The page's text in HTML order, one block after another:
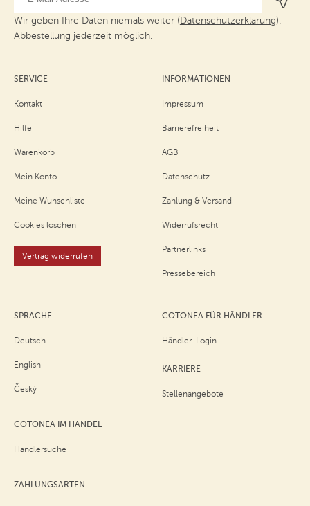
Wir geben Ihre Daten niemals weiter (Datenschutzerklärung).
Abbestellung jederzeit möglich.
SERVICE
Kontakt
Hilfe
Warenkorb
Mein Konto
Meine Wunschliste
Cookies löschen
Vertrag widerrufen
INFORMATIONEN
Impressum
Barrierefreiheit
AGB
Datenschutz
Zahlung & Versand
Widerrufsrecht
Partnerlinks
Pressebereich
SPRACHE
Deutsch
English
Český
COTONEA IM HANDEL
Händlersuche
COTONEA FÜR HÄNDLER
Händler-Login
KARRIERE
Stellenangebote
ZAHLUNGSARTEN